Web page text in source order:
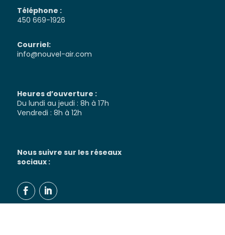
Téléphone :
450 669-1926
Courriel:
info@nouvel-air.com
Heures d’ouverture :
Du lundi au jeudi : 8h à 17h
Vendredi : 8h à 12h
Nous suivre sur les réseaux
sociaux :